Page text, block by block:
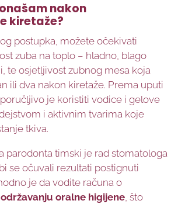
nakon
kiretaže?
postupka, možete očekivati
zuba na toplo – hladno, blago
te osjetljivost zubnog mesa koja
ili dva nakon kiretaže. Prema uputi
je koristiti vodice i gelove
i aktivnim tvarima koje
tkiva.
parodonta timski je rad stomatologa
se očuvali rezultati postignuti
je da vodite računa o
oralne higijene, što